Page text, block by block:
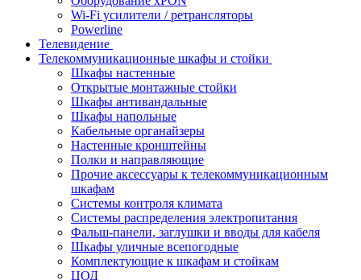
Wi-Fi усилители / ретрансляторы
Powerline
Телевидение
Телекоммуникационные шкафы и стойки
Шкафы настенные
Открытые монтажные стойки
Шкафы антивандальные
Шкафы напольные
Кабельные органайзеры
Настенные кронштейны
Полки и направляющие
Прочие аксессуары к телекоммуникационным
шкафам
Системы контроля климата
Системы распределения электропитания
Фальш-панели, заглушки и вводы для кабеля
Шкафы уличные всепогодные
Комплектующие к шкафам и стойкам
ЦОД